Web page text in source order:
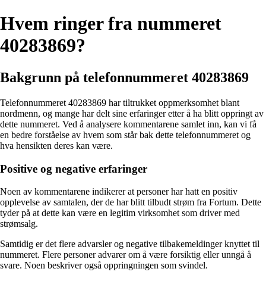
Hvem ringer fra nummeret
40283869?
Bakgrunn på telefonnummeret 40283869
Telefonnummeret 40283869 har tiltrukket oppmerksomhet blant
nordmenn, og mange har delt sine erfaringer etter å ha blitt oppringt av
dette nummeret. Ved å analysere kommentarene samlet inn, kan vi få
en bedre forståelse av hvem som står bak dette telefonnummeret og
hva hensikten deres kan være.
Positive og negative erfaringer
Noen av kommentarene indikerer at personer har hatt en positiv
opplevelse av samtalen, der de har blitt tilbudt strøm fra Fortum. Dette
tyder på at dette kan være en legitim virksomhet som driver med
strømsalg.
Samtidig er det flere advarsler og negative tilbakemeldinger knyttet til
nummeret. Flere personer advarer om å være forsiktig eller unngå å
svare. Noen beskriver også oppringningen som svindel.